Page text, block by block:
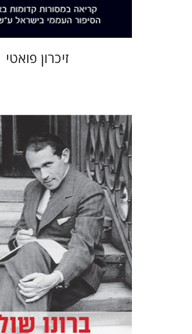
זיכרון פואטי
ברונו שולץ
יעקב גולומב
מרים בורנשטיין